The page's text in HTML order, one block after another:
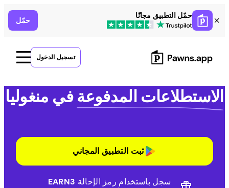
حمّل التطبيق مجانًا
حمّل
تسجيل الدخول
الاستطلاعات المدفوعةفي منغوليا
ثبت التطبيق المجاني
سجل باستخدام رمز الإحالةEARN3